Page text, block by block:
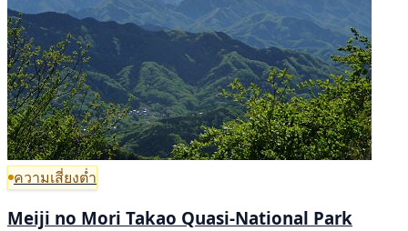
ความเสี่ยงต่ำ
Meiji no Mori Takao Quasi-National Park